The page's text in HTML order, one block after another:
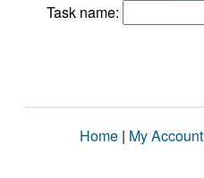
Task name:
Home | My Account